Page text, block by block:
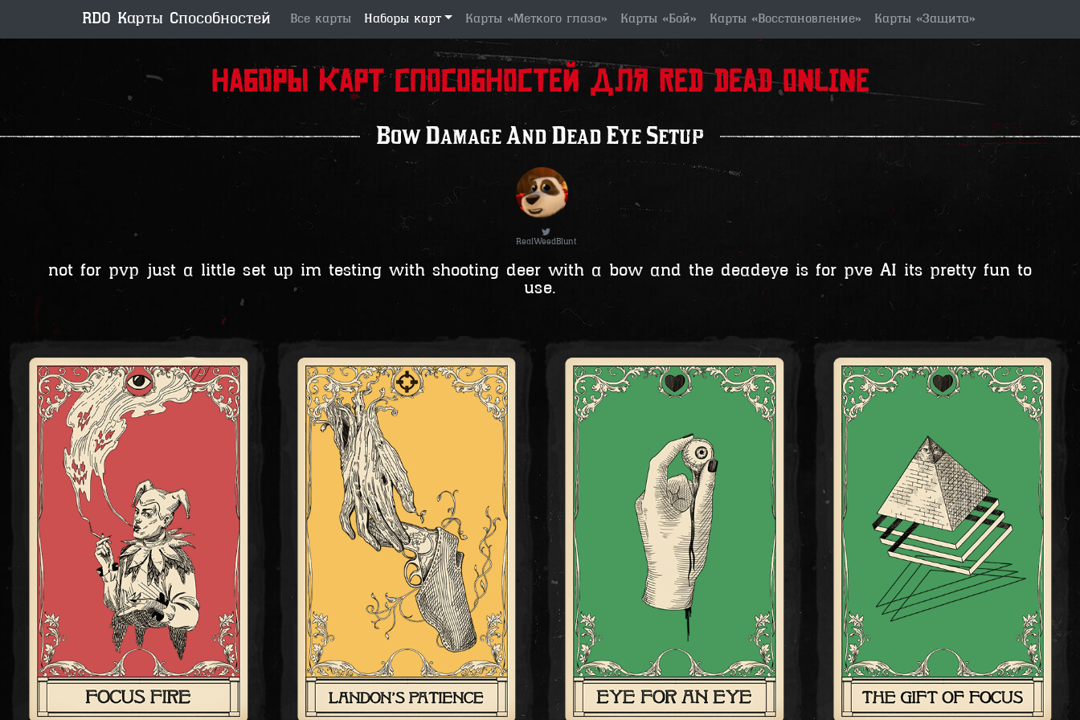
RDO Карты Способностей Все карты Наборы карт Карты «Меткого глаза» Карты «Бой» Карты «Восстановление» Карты «Защита»
Наборы карт способностей для Red Dead Online
Bow Damage And Dead Eye Setup
RealWeedBlunt
not for pvp just a little set up im testing with shooting deer with a bow and the deadeye is for pve AI its pretty fun to
use.